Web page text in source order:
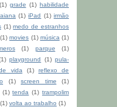
(1) grade (1) habilidade
(1) iPad (1) irmão
(1) medo de estranhos
(1) movies (1) música (1)
(1) parque
(1)
playground (1) pula-
vida (1)
reflexo de
(1) screen time
(1)
(1) tenda (1) trampolim
(1) volta ao trabalho (1)